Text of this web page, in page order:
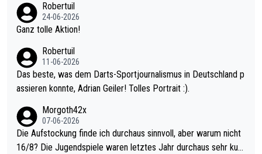
mal 40+ erst recht. Da gewinnst keinen Blumentopf - ist ja noc
h krasser wie ein Pokalspiel eines Kreisligisten vs einem Bund
Robertuil
24-06-2026
Ganz tolle Aktion!
Robertuil
11-06-2026
Das beste, was dem Darts-Sportjournalismus in Deutschland p
assieren konnte, Adrian Geiler! Tolles Portrait :).
Morgoth42x
07-06-2026
Die Aufstockung finde ich durchaus sinnvoll, aber warum nicht
16/8? Die Jugendspiele waren letztes Jahr durchaus sehr kurz